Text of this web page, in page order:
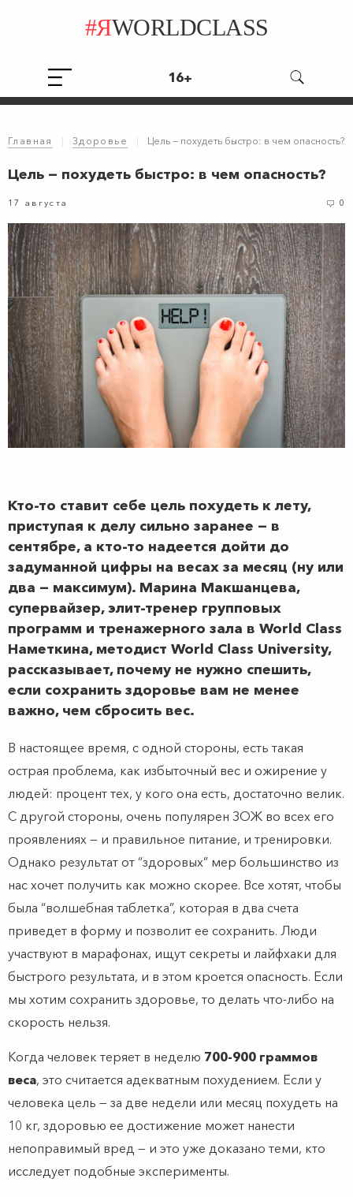
#ЯWORLDCLASS
16+
Главная | Здоровье | Цель — похудеть быстро: в чем опасность?
Цель — похудеть быстро: в чем опасность?
17 августа 0
Кто-то ставит себе цель похудеть к лету,
приступая к делу сильно заранее — в
сентябре, а кто-то надеется дойти до
задуманной цифры на весах за месяц (ну или
два — максимум). Марина Макшанцева,
супервайзер, элит-тренер групповых
программ и тренажерного зала в World Class
Наметкина, методист World Class University,
рассказывает, почему не нужно спешить,
если сохранить здоровье вам не менее
важно, чем сбросить вес.
В настоящее время, с одной стороны, есть такая
острая проблема, как избыточный вес и ожирение у
людей: процент тех, у кого она есть, достаточно велик.
С другой стороны, очень популярен ЗОЖ во всех его
проявлениях — и правильное питание, и тренировки.
Однако результат от “здоровых” мер большинство из
нас хочет получить как можно скорее. Все хотят, чтобы
была “волшебная таблетка”, которая в два счета
приведет в форму и позволит ее сохранить. Люди
участвуют в марафонах, ищут секреты и лайфхаки для
быстрого результата, и в этом кроется опасность. Если
мы хотим сохранить здоровье, то делать что-либо на
скорость нельзя.
Когда человек теряет в неделю 700-900 граммов
веса, это считается адекватным похудением. Если у
человека цель — за две недели или месяц похудеть на
10 кг, здоровью ее достижение может нанести
непоправимый вред — и это уже доказано теми, кто
исследует подобные эксперименты.